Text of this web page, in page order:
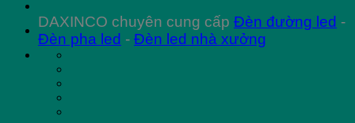
DAXINCO chuyên cung cấp Đèn đường led -
Đèn pha led - Đèn led nhà xưởng